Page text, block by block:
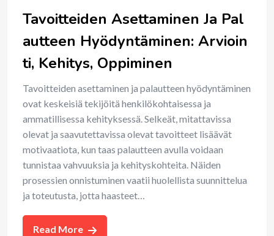
Tavoitteiden Asettaminen Ja Pal
autteen Hyödyntäminen: Arvioin
ti, Kehitys, Oppiminen
Tavoitteiden asettaminen ja palautteen hyödyntäminen
ovat keskeisiä tekijöitä henkilökohtaisessa ja
ammatillisessa kehityksessä. Selkeät, mitattavissa
olevat ja saavutettavissa olevat tavoitteet lisäävät
motivaatiota, kun taas palautteen avulla voidaan
tunnistaa vahvuuksia ja kehityskohteita. Näiden
prosessien onnistuminen vaatii huolellista suunnittelua
ja toteutusta, jotta haasteet…
Read More